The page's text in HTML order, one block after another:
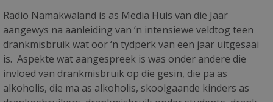
Radio Namakwaland is as Media Huis van die Jaar
aangewys na aanleiding van ‘n intensiewe veldtog teen
drankmisbruik wat oor ‘n tydperk van een jaar uitgesaai
is. Aspekte wat aangespreek is was onder andere die
invloed van drankmisbruik op die gesin, die pa as
alkoholis, die ma as alkoholis, skoolgaande kinders as